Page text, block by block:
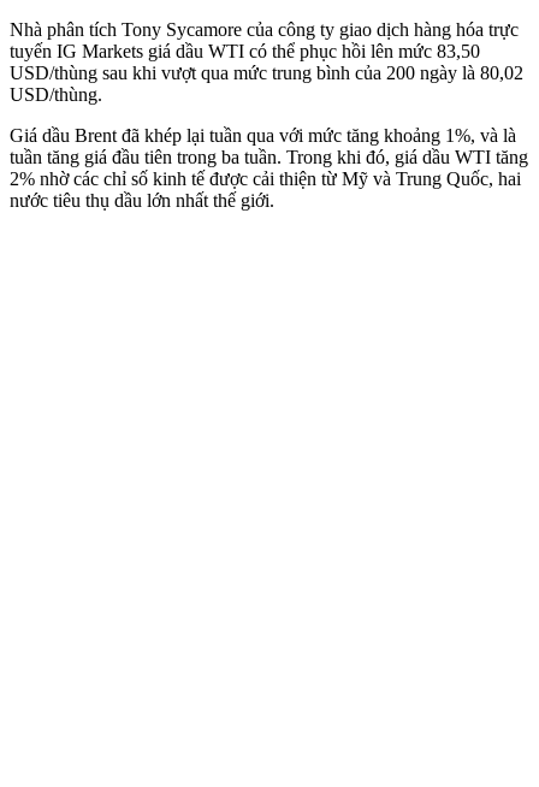
Nhà phân tích Tony Sycamore của công ty giao dịch hàng hóa trực
tuyến IG Markets giá dầu WTI có thể phục hồi lên mức 83,50
USD/thùng sau khi vượt qua mức trung bình của 200 ngày là 80,02
USD/thùng.
Giá dầu Brent đã khép lại tuần qua với mức tăng khoảng 1%, và là
tuần tăng giá đầu tiên trong ba tuần. Trong khi đó, giá dầu WTI tăng
2% nhờ các chỉ số kinh tế được cải thiện từ Mỹ và Trung Quốc, hai
nước tiêu thụ dầu lớn nhất thế giới.